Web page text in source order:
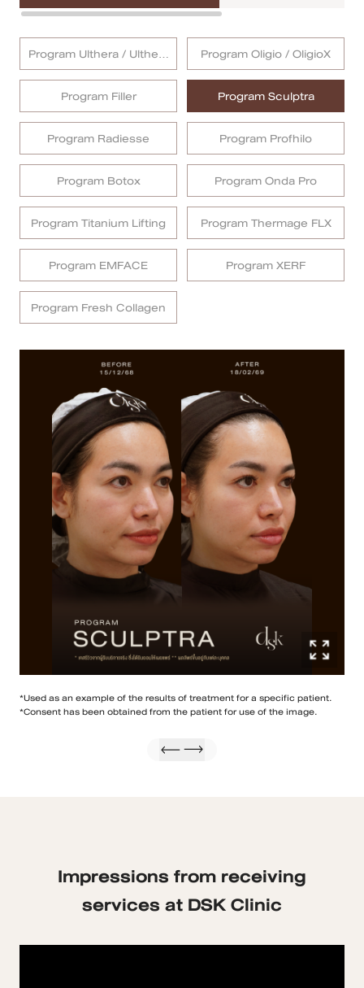
Central Pinklao Branch
Bangna Branch
CDC Branch
Nakhon Pathom Branch
English
ไทย
Program Ulthera / Ulthera
Prime
Program Oligio / OligioX
Program Filler Program Sculptra
Program Radiesse Program Profhilo
Program Botox Program Onda Pro
Program Titanium Lifting Program Thermage FLX
Program EMFACE Program XERF
Program Fresh Collagen
*Used as an example of the results of treatment for a specific patient.
*Consent has been obtained from the patient for use of the image.
Impressions from receiving
services at DSK Clinic